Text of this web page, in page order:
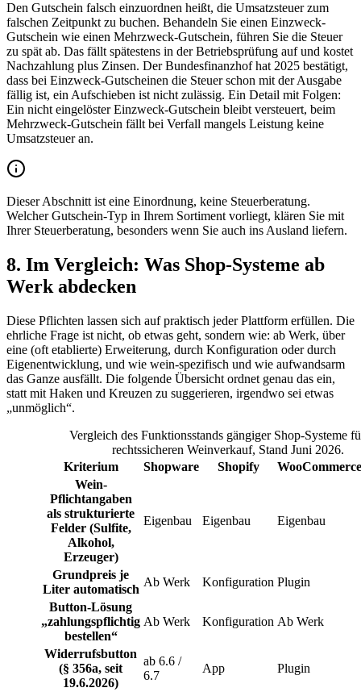
Den Gutschein falsch einzuordnen heißt, die Umsatzsteuer zum
falschen Zeitpunkt zu buchen. Behandeln Sie einen Einzweck-
Gutschein wie einen Mehrzweck-Gutschein, führen Sie die Steuer
zu spät ab. Das fällt spätestens in der Betriebsprüfung auf und kostet
Nachzahlung plus Zinsen. Der Bundesfinanzhof hat 2025 bestätigt,
dass bei Einzweck-Gutscheinen die Steuer schon mit der Ausgabe
fällig ist, ein Aufschieben ist nicht zulässig. Ein Detail mit Folgen:
Ein nicht eingelöster Einzweck-Gutschein bleibt versteuert, beim
Mehrzweck-Gutschein fällt bei Verfall mangels Leistung keine
Umsatzsteuer an.
Dieser Abschnitt ist eine Einordnung, keine Steuerberatung.
Welcher Gutschein-Typ in Ihrem Sortiment vorliegt, klären Sie mit
Ihrer Steuerberatung, besonders wenn Sie auch ins Ausland liefern.
8. Im Vergleich: Was Shop-Systeme ab
Werk abdecken
Diese Pflichten lassen sich auf praktisch jeder Plattform erfüllen. Die
ehrliche Frage ist nicht, ob etwas geht, sondern wie: ab Werk, über
eine (oft etablierte) Erweiterung, durch Konfiguration oder durch
Eigenentwicklung, und wie wein-spezifisch und wie aufwandsarm
das Ganze ausfällt. Die folgende Übersicht ordnet genau das ein,
statt mit Haken und Kreuzen zu suggerieren, irgendwo sei etwas
„unmöglich“.
Vergleich des Funktionsstands gängiger Shop-Systeme
rechtssicheren Weinverkauf, Stand Juni 2026.
Kriterium
Shopware Shopify
WooCommerce
Wein-
Pflichtangaben
als strukturierte
Felder (Sulfite,
Alkohol,
Erzeuger)
Eigenbau Eigenbau Eigenbau
Grundpreis je
Liter automatisch
Ab Werk Konfiguration Plugin
Button-Lösung
„zahlungspflichtig
bestellen“
Ab Werk Konfiguration Ab Werk
Widerrufsbutton
(§ 356a, seit
19.6.2026)
ab 6.6 /
6.7
App Plugin